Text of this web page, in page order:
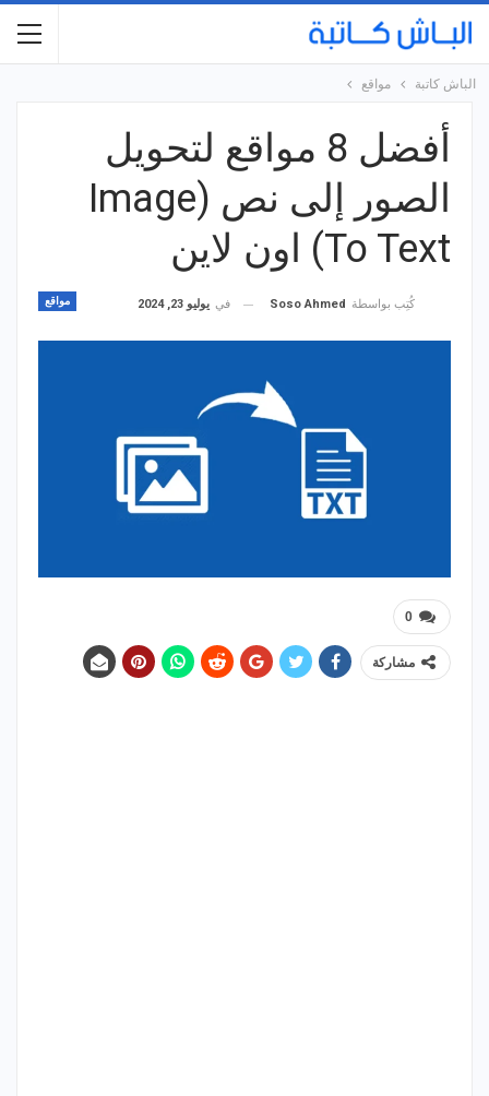
الباش كاتبة مواقع
أفضل 8 مواقع لتحويل
الصور إلى نص (Image
To Text) اون لاين
مواقع كُتِب بواسطة Soso Ahmed في يوليو 23, 2024
0
مشاركة